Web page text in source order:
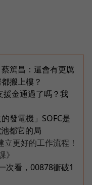
篤昌：還會有更厲
搬上樓？
援金通過了嗎？我
發電機」SOFC是
都它的局
更好的工作流程！
次看，00878衝破1